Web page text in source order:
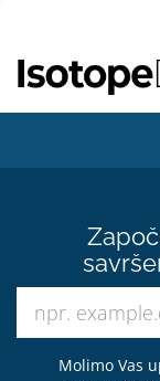
Molimo Vas